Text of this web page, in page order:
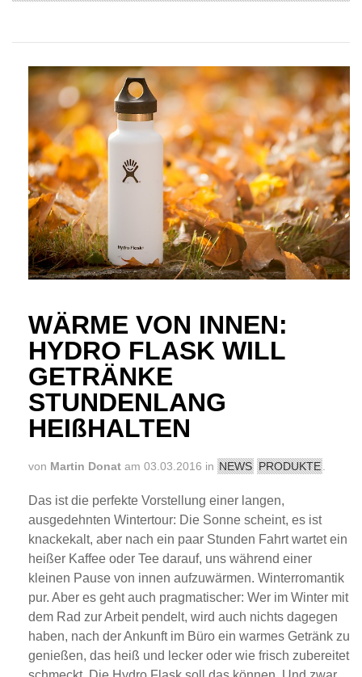
WÄRME VON INNEN:
HYDRO FLASK WILL
GETRÄNKE
STUNDENLANG
HEIßHALTEN
von Martin Donat am 03.03.2016 in NEWS PRODUKTE.
Das ist die perfekte Vorstellung einer langen,
ausgedehnten Wintertour: Die Sonne scheint, es ist
knackekalt, aber nach ein paar Stunden Fahrt wartet ein
heißer Kaffee oder Tee darauf, uns während einer
kleinen Pause von innen aufzuwärmen. Winterromantik
pur. Aber es geht auch pragmatischer: Wer im Winter mit
dem Rad zur Arbeit pendelt, wird auch nichts dagegen
haben, nach der Ankunft im Büro ein warmes Getränk zu
genießen, das heiß und lecker oder wie frisch zubereitet